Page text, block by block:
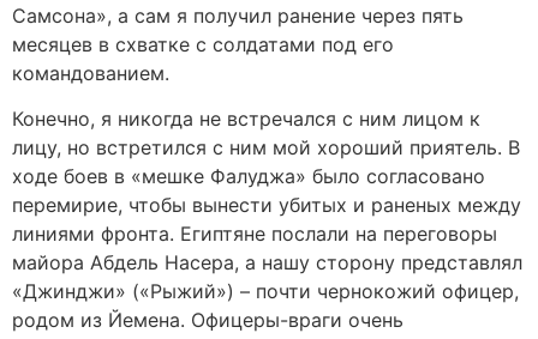
Самсона», а сам я получил ранение через пять
месяцев в схватке с солдатами под его
командованием.
Конечно, я никогда не встречался с ним лицом к
лицу, но встретился с ним мой хороший приятель. В
ходе боев в «мешке Фалуджа» было согласовано
перемирие, чтобы вынести убитых и раненых между
линиями фронта. Египтяне послали на переговоры
майора Абдель Насера, а нашу сторону представлял
«Джинджи» («Рыжий») – почти чернокожий офицер,
родом из Йемена. Офицеры-враги очень